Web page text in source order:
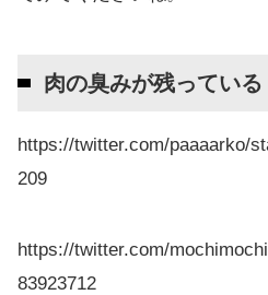
肉の臭みが残っている
https://twitter.com/paaaarko/
209
https://twitter.com/
83923712